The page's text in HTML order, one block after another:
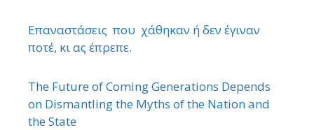
Επαναστάσεις που χάθηκαν ή δεν έγιναν
ποτέ, κι ας έπρεπε.
The Future of Coming Generations Depends
on Dismantling the Myths of the Nation and
the State